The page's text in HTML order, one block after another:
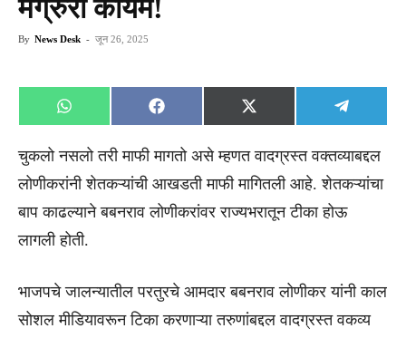
मग्रुरी कायम!
By News Desk - जून 26, 2025
Share
on
WhatsApp
Share
on
Facebook
Share
on
X
(Twitter)
Share
on
चुकलो नसलो तरी माफी मागतो असे म्हणत वादग्रस्त वक्तव्याबद्दल
लोणीकरांनी शेतकऱ्यांची आखडती माफी मागितली आहे. शेतकऱ्यांचा
बाप काढल्याने बबनराव लोणीकरांवर राज्यभरातून टीका होऊ
लागली होती.
भाजपचे जालन्यातील परतुरचे आमदार बबनराव लोणीकर यांनी काल
सोशल मीडियावरून टिका करणाऱ्या तरुणांबद्दल वादग्रस्त वकव्य